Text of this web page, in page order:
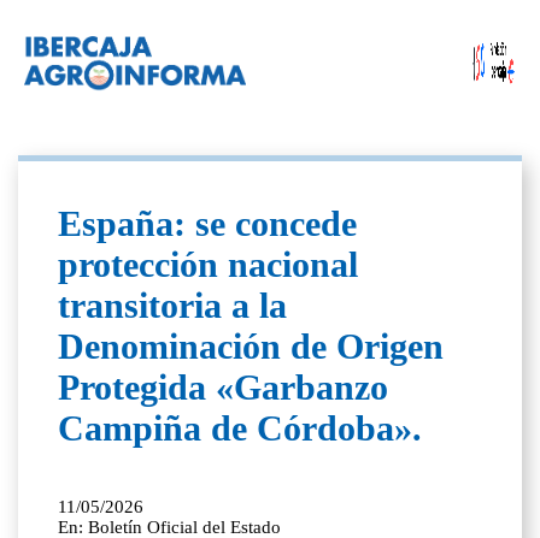
España: se concede
protección nacional
transitoria a la
Denominación de Origen
Protegida «Garbanzo
Campiña de Córdoba».
11/05/2026
En: Boletín Oficial del Estado